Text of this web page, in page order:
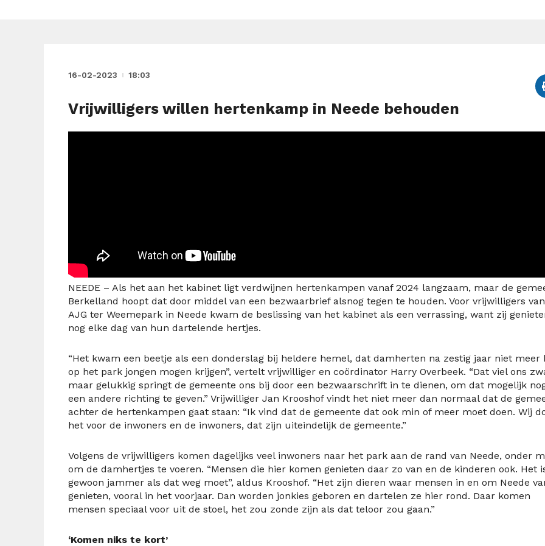
16-02-2023 18:03
Vrijwilligers willen hertenkamp in Neede behouden
NEEDE – Als het aan het kabinet ligt verdwijnen hertenkampen vanaf 2024 langzaam, maar de
Berkelland hoopt dat door middel van een bezwaarbrief alsnog tegen te houden. Voor vrijwilligers
AJG ter Weemepark in Neede kwam de beslissing van het kabinet als een verrassing, want zij
nog elke dag van hun dartelende hertjes.
“Het kwam een beetje als een donderslag bij heldere hemel, dat damherten na zestig jaar niet meer
op het park jongen mogen krijgen”, vertelt vrijwilliger en coördinator Harry Overbeek. “Dat viel ons
maar gelukkig springt de gemeente ons bij door een bezwaarschrift in te dienen, om dat mogelijk
een andere richting te geven.” Vrijwilliger Jan Krooshof vindt het niet meer dan normaal dat de
achter de hertenkampen gaat staan: “Ik vind dat de gemeente dat ook min of meer moet doen. Wij
het voor de inwoners en de inwoners, dat zijn uiteindelijk de gemeente.”
Volgens de vrijwilligers komen dagelijks veel inwoners naar het park aan de rand van Neede, onder
om de damhertjes te voeren. “Mensen die hier komen genieten daar zo van en de kinderen ook. Het
gewoon jammer als dat weg moet”, aldus Krooshof. “Het zijn dieren waar mensen in en om Neede
genieten, vooral in het voorjaar. Dan worden jonkies geboren en dartelen ze hier rond. Daar komen
mensen speciaal voor uit de stoel, het zou zonde zijn als dat teloor zou gaan.”
‘Komen niks te kort’